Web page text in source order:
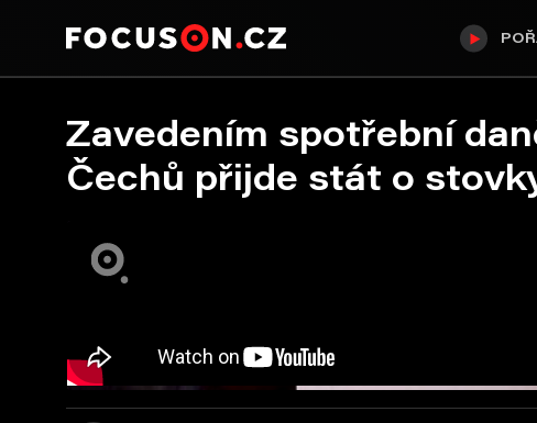
Zavedením spotřební
Čechů přijde stát o